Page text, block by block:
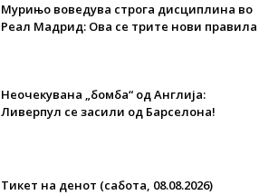
Мурињо воведува строга дисциплина во
Реал Мадрид: Ова се трите нови правила
Неочекувана „бомба“ од Англија:
Ливерпул се засили од Барселона!
Тикет на денот (сабота, 08.08.2026)